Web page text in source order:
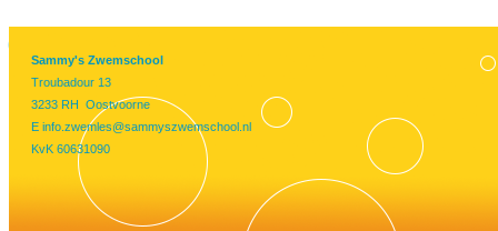
Sammy's Zwemschool
Troubadour 13
3233 RH Oostvoorne
E info.zwemles@sammyszwemschool.nl
KvK 60631090